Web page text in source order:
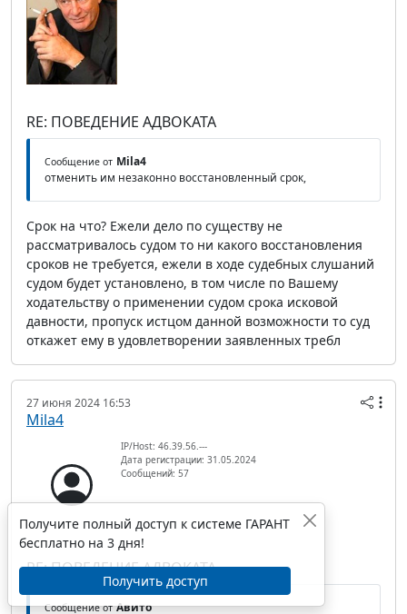
RE: ПОВЕДЕНИЕ АДВОКАТА
Сообщение от Mila4
отменить им незаконно восстановленный срок,
Срок на что? Ежели дело по существу не
рассматривалось судом то ни какого восстановления
сроков не требуется, ежели в ходе судебных слушаний
судом будет установлено, в том числе по Вашему
ходательству о применении судом срока исковой
давности, пропуск истцом данной возможности то суд
откажет ему в удовлетворении заявленных требл
27 июня 2024 16:53
Mila4
IP/Host: 46.39.56.---
Дата регистрации: 31.05.2024
Сообщений: 57
RE: ПОВЕДЕНИЕ АДВОКАТА
Сообщение от Авито
Получите полный доступ к системе ГАРАНТ
бесплатно на 3 дня!
Получить доступ